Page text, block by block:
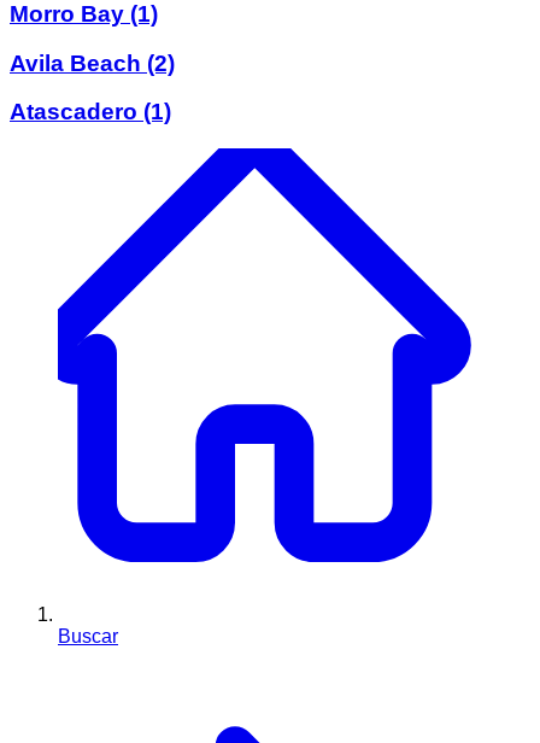
Morro Bay (1)
Avila Beach (2)
Atascadero (1)
Buscar